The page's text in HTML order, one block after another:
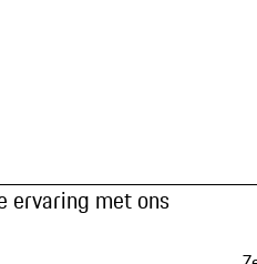
ervaring met ons